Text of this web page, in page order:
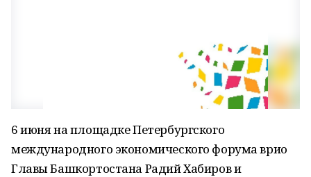
6 июня на площадке Петербургского
международного экономического форума врио
Главы Башкортостана Радий Хабиров и